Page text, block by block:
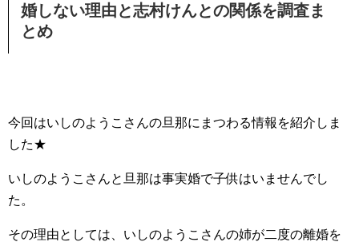
婚しない理由と志村けんとの関係を調査ま
とめ
今回はいしのようこさんの旦那にまつわる情報を紹介しま
した★
いしのようこさんと旦那は事実婚で子供はいませんでし
た。
その理由としては、いしのようこさんの姉が二度の離婚を